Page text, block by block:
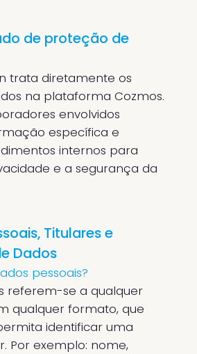
de proteção de
trata diretamente os
na plataforma Cozmos.
envolvidos
específica e
internos para
e a segurança da
Titulares e
Dados
pessoais?
referem-se a qualquer
qualquer formato, que
identificar uma
Por exemplo: nome,